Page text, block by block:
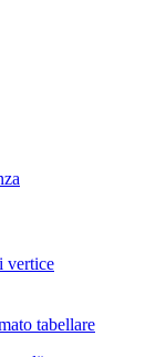
vertice
tabellare